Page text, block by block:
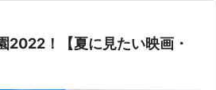
2022！【夏に見たい映画・